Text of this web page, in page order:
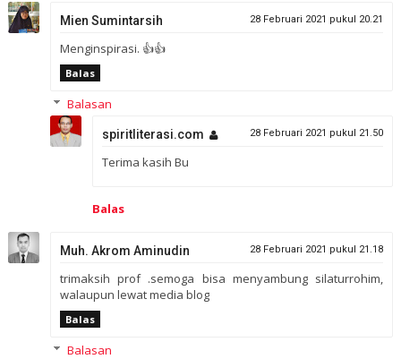
Mien Sumintarsih 28 Februari 2021 pukul 20.21
Menginspirasi. 👍👍
Balas
Balasan
spiritliterasi.com 28 Februari 2021 pukul 21.50
Terima kasih Bu
Balas
Muh. Akrom Aminudin 28 Februari 2021 pukul 21.18
trimaksih prof .semoga bisa menyambung silaturrohim,
walaupun lewat media blog
Balas
Balasan